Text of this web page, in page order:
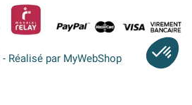
Réalisé par MyWebShop